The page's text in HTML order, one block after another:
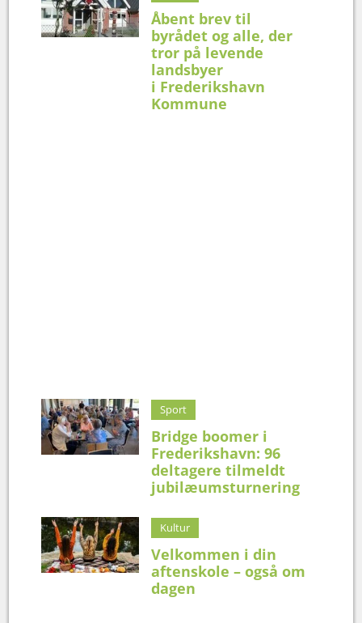
Åbent brev til
byrådet og alle, der
tror på levende
landsbyer
i Frederikshavn
Kommune
Sport
Bridge boomer i
Frederikshavn: 96
deltagere tilmeldt
jubilæumsturnering
Kultur
Velkommen i din
aftenskole – også om
dagen